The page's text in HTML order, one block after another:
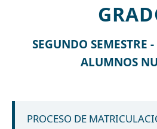
SEGUNDO SEMESTRE
ALUMNOS
PROCESO DE